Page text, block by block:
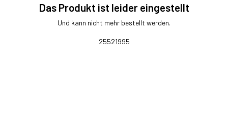
Das Produkt ist leider eingestellt
Und kann nicht mehr bestellt werden.
25521995